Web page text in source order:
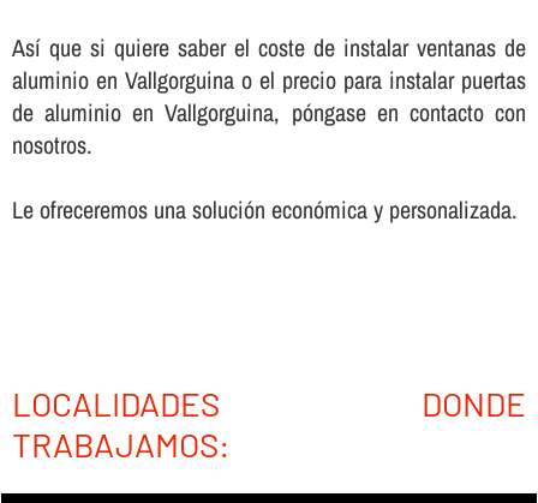
Así­ que si quiere saber el coste de instalar ventanas de
aluminio en Vallgorguina o el precio para instalar puertas
de aluminio en Vallgorguina, póngase en contacto con
nosotros.
Le ofreceremos una solución económica y personalizada.
LOCALIDADES DONDE
TRABAJAMOS: